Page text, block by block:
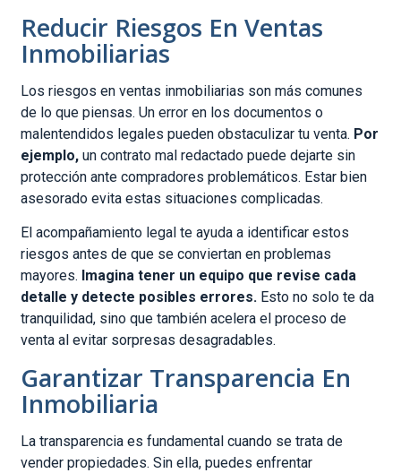
Reducir Riesgos En Ventas
Inmobiliarias
Los riesgos en ventas inmobiliarias son más comunes
de lo que piensas. Un error en los documentos o
malentendidos legales pueden obstaculizar tu venta. Por
ejemplo, un contrato mal redactado puede dejarte sin
protección ante compradores problemáticos. Estar bien
asesorado evita estas situaciones complicadas.
El acompañamiento legal te ayuda a identificar estos
riesgos antes de que se conviertan en problemas
mayores. Imagina tener un equipo que revise cada
detalle y detecte posibles errores. Esto no solo te da
tranquilidad, sino que también acelera el proceso de
venta al evitar sorpresas desagradables.
Garantizar Transparencia En
Inmobiliaria
La transparencia es fundamental cuando se trata de
vender propiedades. Sin ella, puedes enfrentar